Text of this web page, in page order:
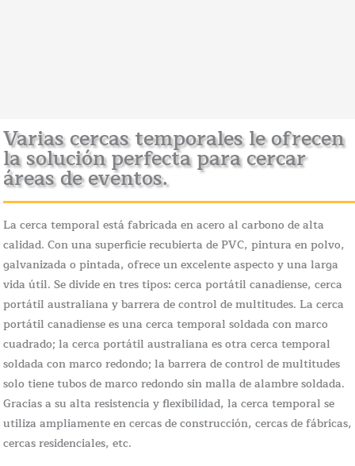
Varias cercas temporales le ofrecen
la solución perfecta para cercar
áreas de eventos.
La cerca temporal está fabricada en acero al carbono de alta
calidad. Con una superficie recubierta de PVC, pintura en polvo,
galvanizada o pintada, ofrece un excelente aspecto y una larga
vida útil. Se divide en tres tipos: cerca portátil canadiense, cerca
portátil australiana y barrera de control de multitudes. La cerca
portátil canadiense es una cerca temporal soldada con marco
cuadrado; la cerca portátil australiana es otra cerca temporal
soldada con marco redondo; la barrera de control de multitudes
solo tiene tubos de marco redondo sin malla de alambre soldada.
Gracias a su alta resistencia y flexibilidad, la cerca temporal se
utiliza ampliamente en cercas de construcción, cercas de fábricas,
cercas residenciales, etc.